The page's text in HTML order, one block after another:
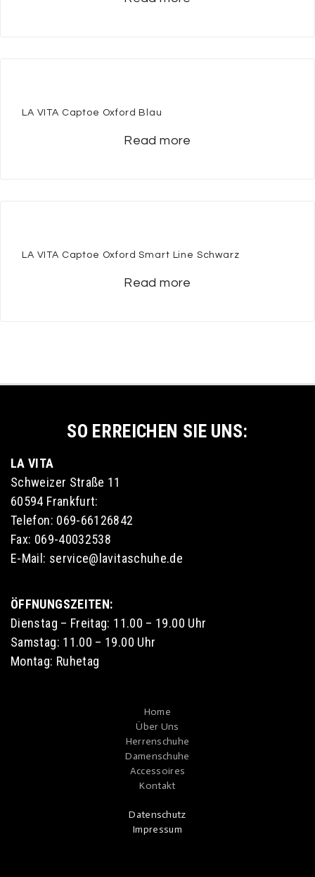
LA VITA Captoe Oxford Blau
Read more
LA VITA Captoe Oxford Smart Line Schwarz
Read more
SO ERREICHEN SIE UNS:
LA VITA
Schweizer Straße 11
60594 Frankfurt:
Telefon: 069-66126842
Fax: 069-40032538
E-Mail: service@lavitaschuhe.de
ÖFFNUNGSZEITEN:
Dienstag – Freitag: 11.00 – 19.00 Uhr
Samstag: 11.00 – 19.00 Uhr
Montag: Ruhetag
Home
Über Uns
Herrenschuhe
Damenschuhe
Accessoires
Kontakt
Datenschutz
Impressum